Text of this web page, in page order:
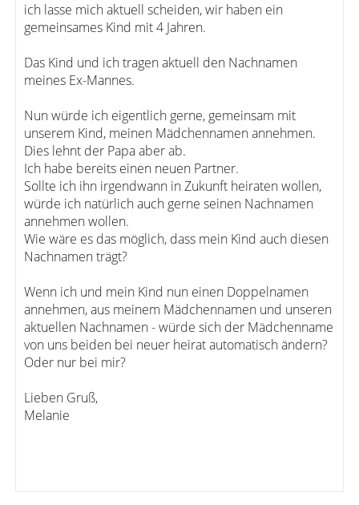
ich lasse mich aktuell scheiden, wir haben ein
gemeinsames Kind mit 4 Jahren.
Das Kind und ich tragen aktuell den Nachnamen
meines Ex-Mannes.
Nun würde ich eigentlich gerne, gemeinsam mit
unserem Kind, meinen Mädchennamen annehmen.
Dies lehnt der Papa aber ab.
Ich habe bereits einen neuen Partner.
Sollte ich ihn irgendwann in Zukunft heiraten wollen,
würde ich natürlich auch gerne seinen Nachnamen
annehmen wollen.
Wie wäre es das möglich, dass mein Kind auch diesen
Nachnamen trägt?
Wenn ich und mein Kind nun einen Doppelnamen
annehmen, aus meinem Mädchennamen und unseren
aktuellen Nachnamen - würde sich der Mädchenname
von uns beiden bei neuer heirat automatisch ändern?
Oder nur bei mir?
Lieben Gruß,
Melanie